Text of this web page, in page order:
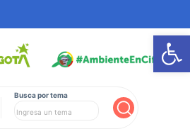
Busca por tema